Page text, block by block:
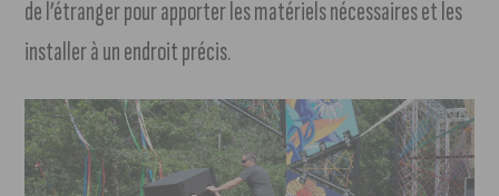
de l’étranger pour apporter les matériels nécessaires et les
installer à un endroit précis.